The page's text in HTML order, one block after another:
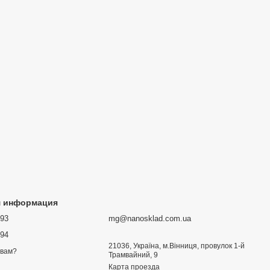
информация
mg@nanosklad.com.ua
21036, Україна, м.Вінниця, провулок 1-й
Трамвайний, 9
Карта проезда